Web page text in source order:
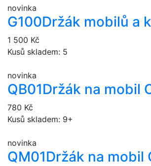
novinka
G100Držák mobilů a
1 500 Kč
Kusů skladem: 5
novinka
QB01Držák na mobil
780 Kč
Kusů skladem: 9+
novinka
QM01Držák na mobil